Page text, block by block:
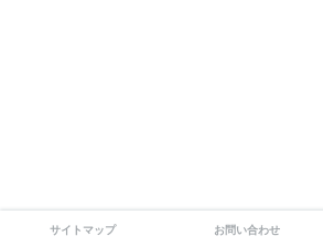
サイトマップ お問い合わせ